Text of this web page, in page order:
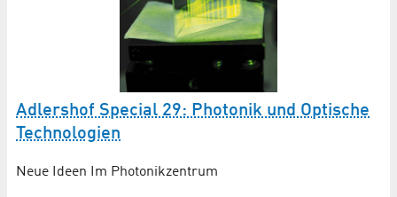
Adlershof Special 29: Photonik und Optische
Technologien
Neue Ideen Im Photonikzentrum